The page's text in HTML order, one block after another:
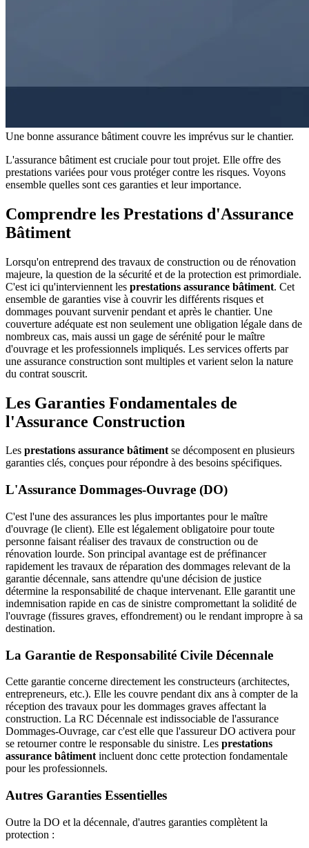
Une bonne assurance bâtiment couvre les imprévus sur le chantier.
L'assurance bâtiment est cruciale pour tout projet. Elle offre des
prestations variées pour vous protéger contre les risques. Voyons
ensemble quelles sont ces garanties et leur importance.
Comprendre les Prestations d'Assurance
Bâtiment
Lorsqu'on entreprend des travaux de construction ou de rénovation
majeure, la question de la sécurité et de la protection est primordiale.
C'est ici qu'interviennent les prestations assurance bâtiment. Cet
ensemble de garanties vise à couvrir les différents risques et
dommages pouvant survenir pendant et après le chantier. Une
couverture adéquate est non seulement une obligation légale dans de
nombreux cas, mais aussi un gage de sérénité pour le maître
d'ouvrage et les professionnels impliqués. Les services offerts par
une assurance construction sont multiples et varient selon la nature
du contrat souscrit.
Les Garanties Fondamentales de
l'Assurance Construction
Les prestations assurance bâtimentse décomposent en plusieurs
garanties clés, conçues pour répondre à des besoins spécifiques.
L'Assurance Dommages-Ouvrage (DO)
C'est l'une des assurances les plus importantes pour le maître
d'ouvrage (le client). Elle est légalement obligatoire pour toute
personne faisant réaliser des travaux de construction ou de
rénovation lourde. Son principal avantage est de préfinancer
rapidement les travaux de réparation des dommages relevant de la
garantie décennale, sans attendre qu'une décision de justice
détermine la responsabilité de chaque intervenant. Elle garantit une
indemnisation rapide en cas de sinistre compromettant la solidité de
l'ouvrage (fissures graves, effondrement) ou le rendant impropre à sa
destination.
La Garantie de Responsabilité Civile Décennale
Cette garantie concerne directement les constructeurs (architectes,
entrepreneurs, etc.). Elle les couvre pendant dix ans à compter de la
réception des travaux pour les dommages graves affectant la
construction. La RC Décennale est indissociable de l'assurance
Dommages-Ouvrage, car c'est elle que l'assureur DO activera pour
se retourner contre le responsable du sinistre. Les prestations
assurance bâtiment incluent donc cette protection fondamentale
pour les professionnels.
Autres Garanties Essentielles
Outre la DO et la décennale, d'autres garanties complètent la
protection :